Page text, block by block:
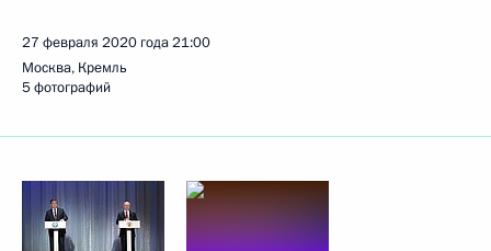
27 февраля 2020 года21:00
Москва, Кремль
5 фотографий